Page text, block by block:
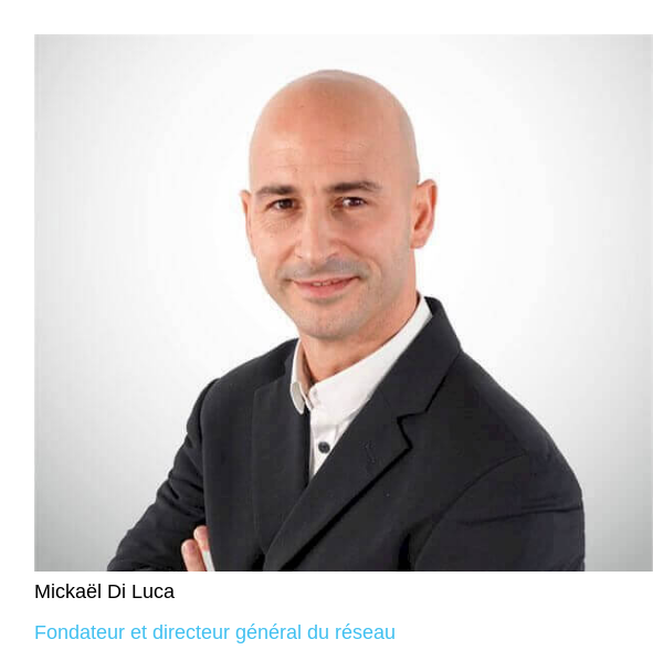
Mickaël Di Luca
Fondateur et directeur général du réseau